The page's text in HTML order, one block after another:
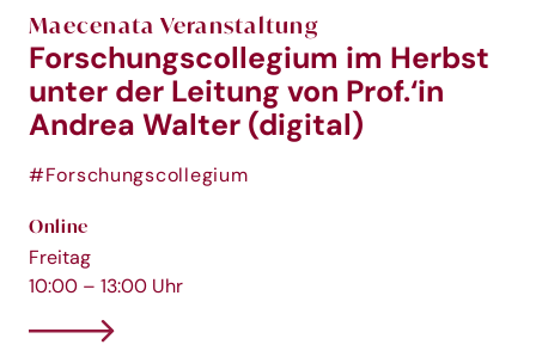
Maecenata Veranstaltung
Forschungscollegium im Herbst
unter der Leitung von Prof.‘in
Andrea Walter (digital)
#Forschungscollegium
Online
Freitag
10:00 – 13:00 Uhr